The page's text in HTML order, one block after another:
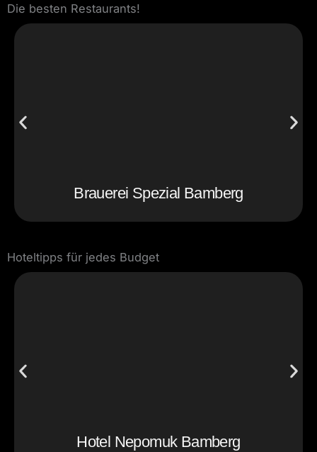
Die besten Restaurants!
Brauerei Spezial Bamberg
Hoteltipps für jedes Budget
Hotel Nepomuk Bamberg